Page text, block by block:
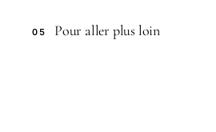
05 Pour aller plus loin